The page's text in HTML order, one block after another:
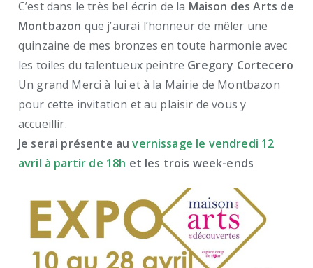
C’est dans le très bel écrin de la Maison des Arts de
Montbazon que j’aurai l’honneur de mêler une
quinzaine de mes bronzes en toute harmonie avec
les toiles du talentueux peintre Gregory Cortecero
Un grand Merci à lui et à la Mairie de Montbazon
pour cette invitation et au plaisir de vous y
accueillir.
Je serai présente auvernissage le vendredi 12
avril à partir de 18h et les trois week-ends